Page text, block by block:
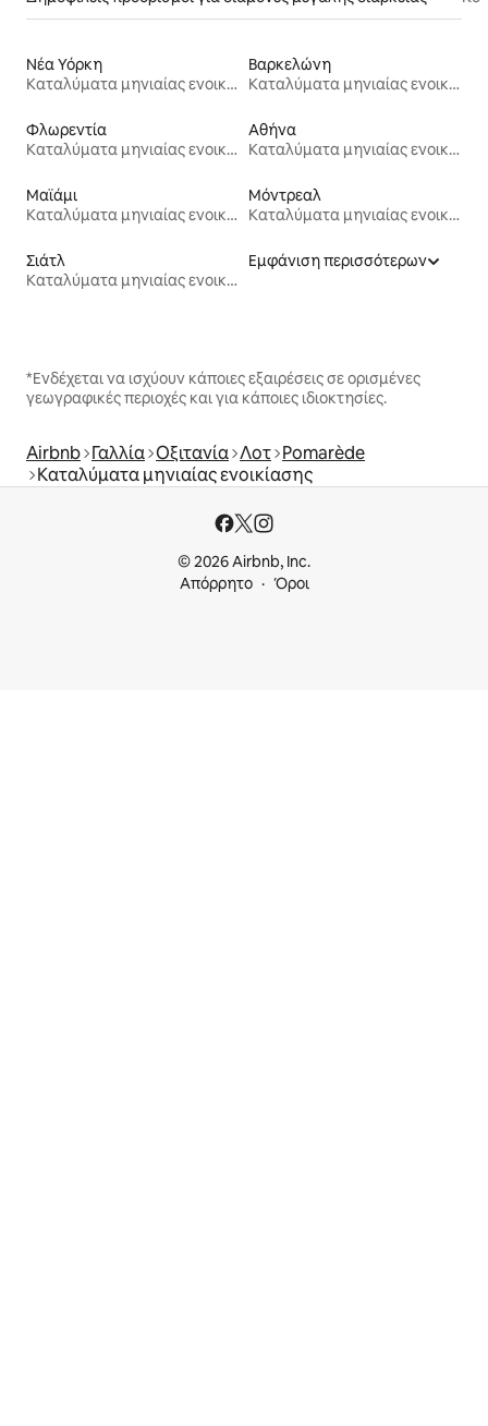
Νέα Υόρκη
Καταλύματα μηνιαίας ενοικίασης
Βαρκελώνη
Καταλύματα μηνιαίας ενοικίασης
Φλωρεντία
Καταλύματα μηνιαίας ενοικίασης
Αθήνα
Καταλύματα μηνιαίας ενοικίασης
Μαϊάμι
Καταλύματα μηνιαίας ενοικίασης
Μόντρεαλ
Καταλύματα μηνιαίας ενοικίασης
Σιάτλ
Καταλύματα μηνιαίας ενοικίασης
Εμφάνιση περισσότερων
*Ενδέχεται να ισχύουν κάποιες εξαιρέσεις σε ορισμένες
γεωγραφικές περιοχές και για κάποιες ιδιοκτησίες.
Airbnb Γαλλία Οξιτανία Λοτ Pomarède
Καταλύματα μηνιαίας ενοικίασης
© 2026 Airbnb, Inc.
Απόρρητο
Όροι